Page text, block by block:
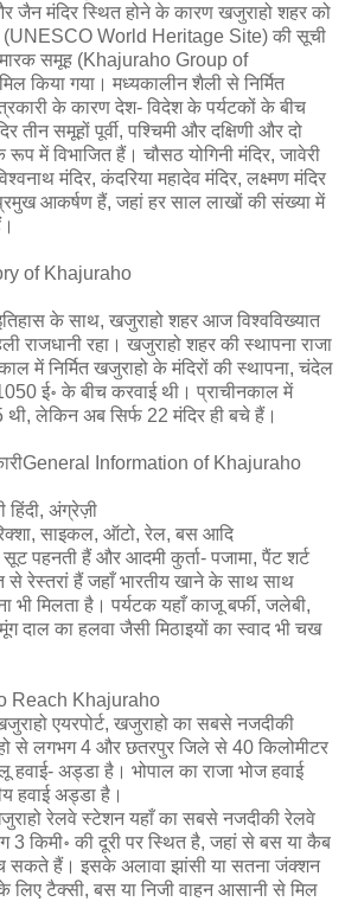
जैन मंदिर स्थित होने के कारण खजुराहो शहर को
(UNESCO World Heritage Site) की सूची
समूह (Khajuraho Group of
किया गया। मध्यकालीन शैली से निर्मित
के कारण देश- विदेश के पर्यटकों के बीच
समूहों पूर्वी, पश्चिमी और दक्षिणी और दो
में विभाजित हैं। चौसठ योगिनी मंदिर, जावेरी
मंदिर, कंदरिया महादेव मंदिर, लक्ष्‍मण मंदिर
आकर्षण हैं, जहां हर साल लाखों की संख्या में
of Khajuraho
के साथ, खजुराहो शहर आज विश्वविख्यात
राजधानी रहा। खजुराहो शहर की स्थापना राजा
में निर्मित खजुराहो के मंदिरों की स्थापना, चंदेल
ई॰ के बीच करवाई थी। प्राचीनकाल में
लेकिन अब सिर्फ 22 मंदिर ही बचे हैं।
Information of Khajuraho
हिंदी, अंग्रेज़ी
साइकल, ऑटो, रेल, बस आदि
पहनती हैं और आदमी कुर्ता- पजामा, पैंट शर्ट
से रेस्तरां हैं जहाँ भारतीय खाने के साथ साथ
भी मिलता है। पर्यटक यहाँ काजू बर्फी, जलेबी,
का हलवा जैसी मिठाइयों का स्वाद भी चख
Reach Khajuraho
एयरपोर्ट, खजुराहो का सबसे नजदीकी
से लगभग 4 और छतरपुर जिले से 40 किलोमीटर
अड्डा है। भोपाल का राजा भोज हवाई
हवाई अड्डा है।
रेलवे स्टेशन यहाँ का सबसे नजदीकी रेलवे
किमी॰ की दूरी पर स्थित है, जहां से बस या कैब
सकते हैं। इसके अलावा झांसी या सतना जंक्शन
लिए टैक्सी, बस या निजी वाहन आसानी से मिल